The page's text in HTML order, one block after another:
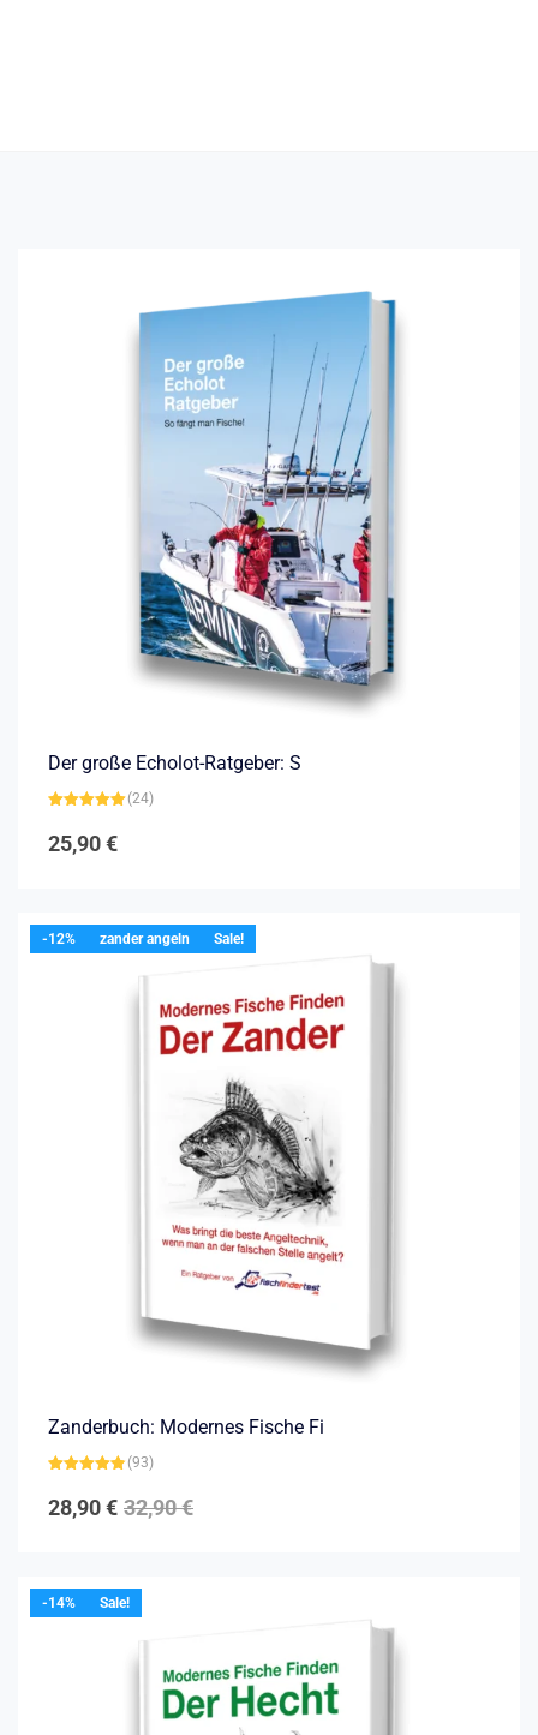
Der große Echolot-Ratgeber: S
4.92 von 5
(24)
25,90€
-12% zander angeln Sale!
Zanderbuch: Modernes Fische Fi
4.81 von 5
(93)
32,90€
28,90€
-14% Sale!